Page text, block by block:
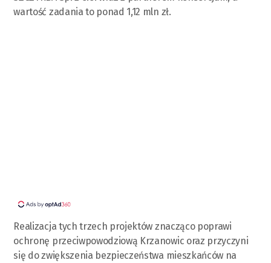
wartość zadania to ponad 1,12 mln zł.
Realizacja tych trzech projektów znacząco poprawi
ochronę przeciwpowodziową Krzanowic oraz przyczyni
się do zwiększenia bezpieczeństwa mieszkańców na